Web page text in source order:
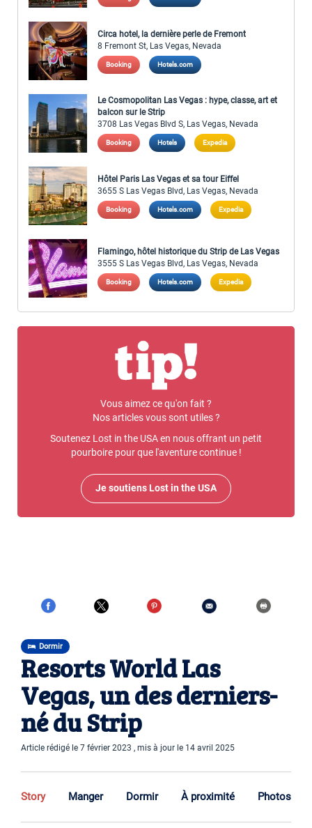
Dormir
Resorts World Las
Vegas, un des derniers-
né du Strip
Article rédigé le 7 février 2023 , mis à jour le 14 avril 2025
Story Manger Dormir À proximité Photos
Circa hotel, la dernière perle de Fremont
8 Fremont St, Las Vegas, Nevada
Booking Hotels.com
Le Cosmopolitan Las Vegas : hype, classe, art et
balcon sur le Strip
3708 Las Vegas Blvd S, Las Vegas, Nevada
Booking Hotels Expedia
Hôtel Paris Las Vegas et sa tour Eiffel
3655 S Las Vegas Blvd, Las Vegas, Nevada
Booking Hotels.com Expedia
Flamingo, hôtel historique du Strip de Las Vegas
3555 S Las Vegas Blvd, Las Vegas, Nevada
Booking Hotels.com Expedia
Vous aimez ce qu'on fait ?
Nos articles vous sont utiles ?
Soutenez Lost in the USA en nous offrant un petit
pourboire pour que l'aventure continue !
Je soutiens Lost in the USA